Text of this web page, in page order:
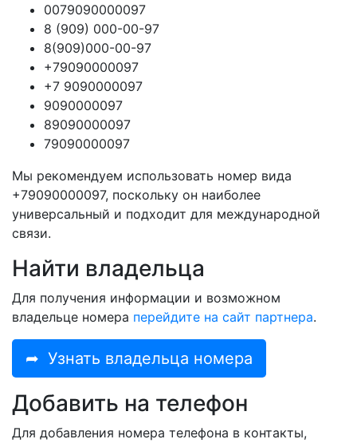
0079090000097
8 (909) 000-00-97
8(909)000-00-97
+79090000097
+7 9090000097
9090000097
89090000097
79090000097
Мы рекомендуем использовать номер вида
+79090000097, поскольку он наиболее
универсальный и подходит для международной
связи.
Найти владельца
Для получения информации и возможном
владельце номера перейдите на сайт партнера.
➦ Узнать владельца номера
Добавить на телефон
Для добавления номера телефона в контакты,